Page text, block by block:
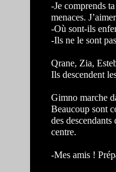
-Je comprends
menaces.
-Où sont-ils
-Ils ne le sont
Qrane, Zia,
Ils descendent
Gimno marche
Beaucoup sont
des
centre.
-Mes amis !